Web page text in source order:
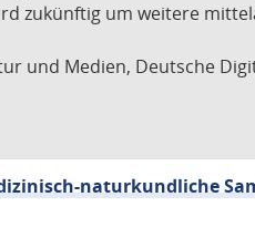
zukünftig um weitere
und Medien, Deutsche
naturkundliche